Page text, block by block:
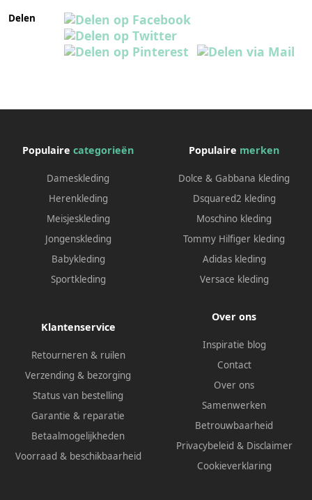
Delen
Populaire categorieën
Dameskleding
Herenkleding
Meisjeskleding
Jongenskleding
Babykleding
Sportkleding
Populaire merken
Dolce & Gabbana kleding
Dsquared2 kleding
Moschino kleding
Tommy Hilfiger kleding
Adidas kleding
Versace kleding
Klantenservice
Retourneren & ruilen
Verzending & bezorging
Status van bestelling
Garantie & reparatie
Betaalmogelijkheden
Voorraad & beschikbaarheid
Over ons
Inspiratie blog
Contact
Over ons
Samenwerken
Betrouwbaarheid
Privacybeleid & Disclaimer
Cookieverklaring